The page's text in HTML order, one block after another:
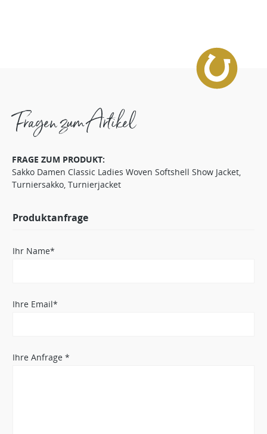
Fragen zum Artikel
FRAGE ZUM PRODUKT:
Sakko Damen Classic Ladies Woven Softshell Show Jacket,
Turniersakko, Turnierjacket
Produktanfrage
Ihr Name*
Ihre Email*
Ihre Anfrage *